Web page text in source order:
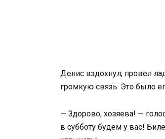
Денис вздохнул, провел
громкую связь. Это было
— Здорово, хозяева! —
в субботу будем у вас!